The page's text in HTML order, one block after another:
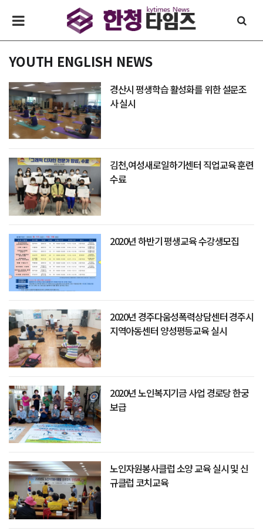
YOUTH ENGLISH NEWS
경산시 평생학습 활성화를 위한 설문조
사 실시
김천,여성새로일하기센터 직업교육 훈련
수료
2020년 하반기 평생교육 수강생모집
2020년 경주다움성폭력상담센터 경주시
지역아동센터 양성평등교육 실시
2020년 노인복지기금 사업 경로당 한궁
보급
노인자원봉사클럽 소양 교육 실시 및 신
규클럽 코치교육